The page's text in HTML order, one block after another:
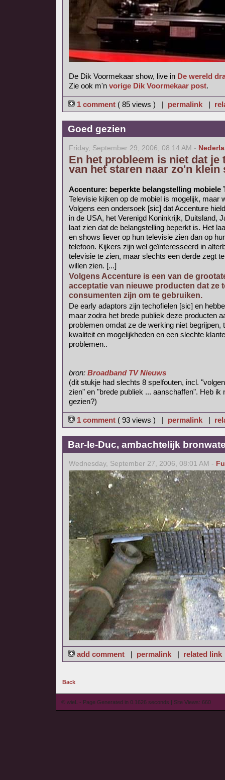
De Dik Voormekaar show, live in De wereld
Zie ook m'n vorige Dik Voormekaar post.
1 comment ( 85 views ) | permalink|
Goed gezien
Friday, September 29, 2006, 08:14 AM -
En het probleem is niet dat
van het staren naar zo'n klein
Accenture: beperkte belangstelling mobiele
Televisie kijken op de mobiel is mogelijk, maar
Volgens een ondersoek [sic] dat Accenture
in de USA, het Verenigd Koninkrijk, Duitsland,
laat zien dat de belangstelling beperkt is. Het
en shows liever op hun televisie zien dan op
telefoon. Kijkers zijn wel geïnteresseerd in
televisie te zien, maar slechts een derde zegt
willen zien. [...]
Volgens Accenture is een van de
acceptatie van nieuwe producten dat ze
consumenten zijn om te gebruiken.
De early adaptors zijn techofielen [sic] en
maar zodra het brede publiek deze producten
problemen omdat ze de werking niet begrijpen,
kwaliteit en mogelijkheden en een slechte
problemen..
bron: Broadband TV Nieuws
(dit stukje had slechts 8 spelfouten, incl.
zien" en "brede publiek ... aanschaffen". Heb ik
gezien?)
1 comment ( 93 views ) | permalink|
Bar-le-Duc, ambachtelijk
Wednesday, September 27, 2006, 08:01 AM -
add comment | permalink| related link
Back
© wieL - Page Generated in 0.1626 seconds | Site Views: 660